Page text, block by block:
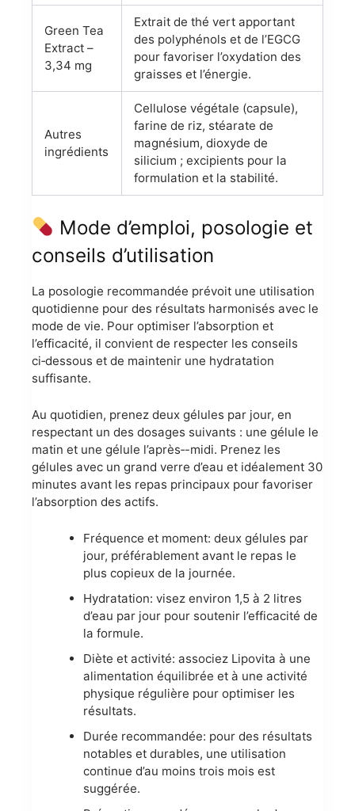
Green Tea
Extract –
3,34 mg
Extrait de thé vert apportant
des polyphénols et de l’EGCG
pour favoriser l’oxydation des
graisses et l’énergie.
Autres
ingrédients
Cellulose végétale (capsule),
farine de riz, stéarate de
magnésium, dioxyde de
silicium ; excipients pour la
formulation et la stabilité.
Mode d’emploi, posologie et
conseils d’utilisation
La posologie recommandée prévoit une utilisation
quotidienne pour des résultats harmonisés avec le
mode de vie. Pour optimiser l’absorption et
l’efficacité, il convient de respecter les conseils
ci‑dessous et de maintenir une hydratation
suffisante.
Au quotidien, prenez deux gélules par jour, en
respectant un des dosages suivants : une gélule le
matin et une gélule l’après‑-midi. Prenez les
gélules avec un grand verre d’eau et idéalement 30
minutes avant les repas principaux pour favoriser
l’absorption des actifs.
Fréquence et moment: deux gélules par
jour, préférablement avant le repas le
plus copieux de la journée.
Hydratation: visez environ 1,5 à 2 litres
d’eau par jour pour soutenir l’efficacité de
la formule.
Diète et activité: associez Lipovita à une
alimentation équilibrée et à une activité
physique régulière pour optimiser les
résultats.
Durée recommandée: pour des résultats
notables et durables, une utilisation
continue d’au moins trois mois est
suggérée.